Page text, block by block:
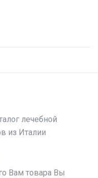
лечебной
из Италии
Вам товара Вы